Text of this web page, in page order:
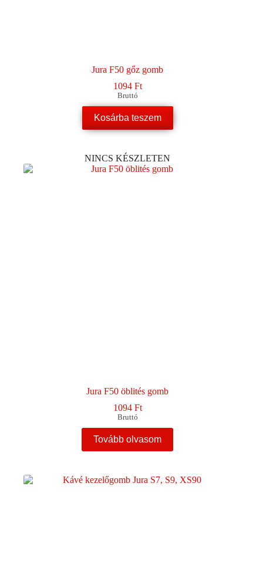
Jura F50 gőz gomb
1094 Ft
Bruttó
Kosárba teszem
NINCS KÉSZLETEN
Jura F50 öblités gomb
1094 Ft
Bruttó
Tovább olvasom